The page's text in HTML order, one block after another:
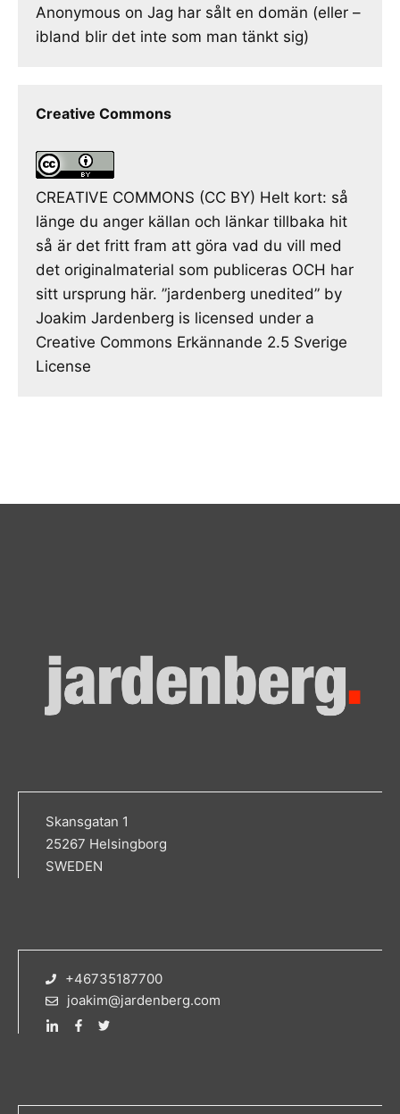
Anonymous on Jag har sålt en domän (eller –
ibland blir det inte som man tänkt sig)
Creative Commons
CREATIVE COMMONS (CC BY) Helt kort: så
länge du anger källan och länkar tillbaka hit
så är det fritt fram att göra vad du vill med
det originalmaterial som publiceras OCH har
sitt ursprung här. ”jardenberg unedited” by
Joakim Jardenberg is licensed under a
Creative Commons Erkännande 2.5 Sverige
License
Skansgatan 1
25267 Helsingborg
SWEDEN
+46735187700
joakim@jardenberg.com